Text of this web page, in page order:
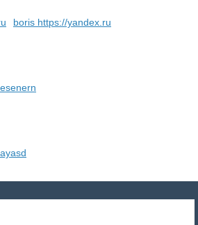
boris https://yandex.ru